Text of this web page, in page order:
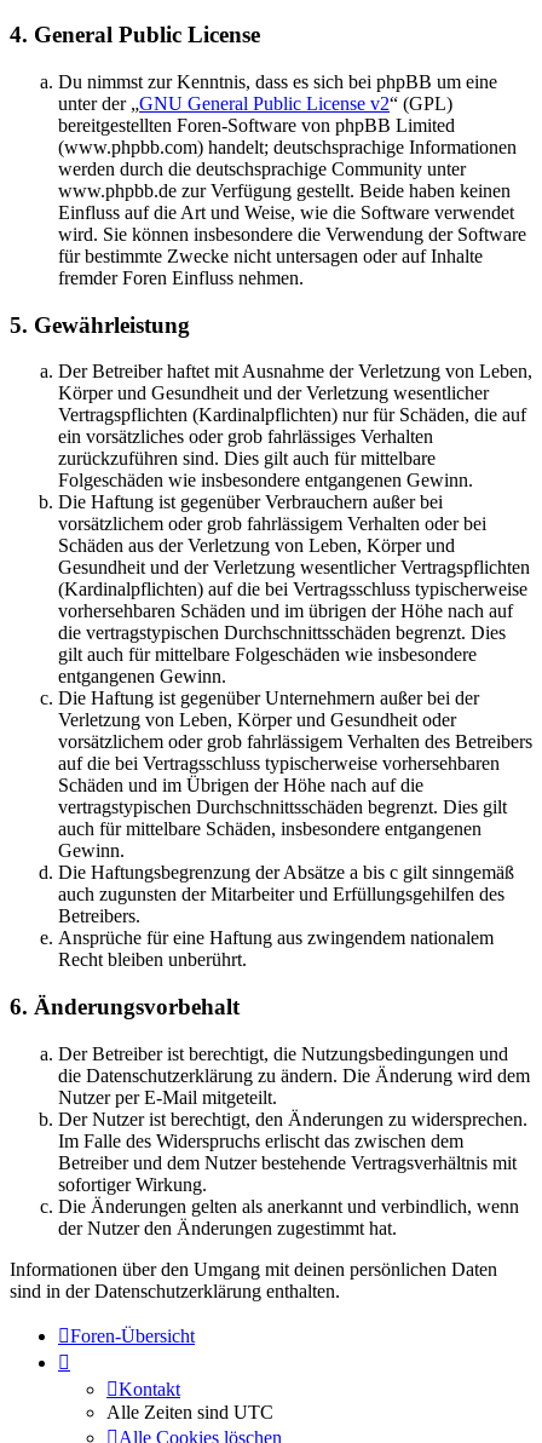
4. General Public License
Du nimmst zur Kenntnis, dass es sich bei phpBB um eine
unter der „GNU General Public License v2“ (GPL)
bereitgestellten Foren-Software von phpBB Limited
(www.phpbb.com) handelt; deutschsprachige Informationen
werden durch die deutschsprachige Community unter
www.phpbb.de zur Verfügung gestellt. Beide haben keinen
Einfluss auf die Art und Weise, wie die Software verwendet
wird. Sie können insbesondere die Verwendung der Software
für bestimmte Zwecke nicht untersagen oder auf Inhalte
fremder Foren Einfluss nehmen.
5. Gewährleistung
Der Betreiber haftet mit Ausnahme der Verletzung von Leben,
Körper und Gesundheit und der Verletzung wesentlicher
Vertragspflichten (Kardinalpflichten) nur für Schäden, die auf
ein vorsätzliches oder grob fahrlässiges Verhalten
zurückzuführen sind. Dies gilt auch für mittelbare
Folgeschäden wie insbesondere entgangenen Gewinn.
Die Haftung ist gegenüber Verbrauchern außer bei
vorsätzlichem oder grob fahrlässigem Verhalten oder bei
Schäden aus der Verletzung von Leben, Körper und
Gesundheit und der Verletzung wesentlicher Vertragspflichten
(Kardinalpflichten) auf die bei Vertragsschluss typischerweise
vorhersehbaren Schäden und im übrigen der Höhe nach auf
die vertragstypischen Durchschnittsschäden begrenzt. Dies
gilt auch für mittelbare Folgeschäden wie insbesondere
entgangenen Gewinn.
Die Haftung ist gegenüber Unternehmern außer bei der
Verletzung von Leben, Körper und Gesundheit oder
vorsätzlichem oder grob fahrlässigem Verhalten des Betreibers
auf die bei Vertragsschluss typischerweise vorhersehbaren
Schäden und im Übrigen der Höhe nach auf die
vertragstypischen Durchschnittsschäden begrenzt. Dies gilt
auch für mittelbare Schäden, insbesondere entgangenen
Gewinn.
Die Haftungsbegrenzung der Absätze a bis c gilt sinngemäß
auch zugunsten der Mitarbeiter und Erfüllungsgehilfen des
Betreibers.
Ansprüche für eine Haftung aus zwingendem nationalem
Recht bleiben unberührt.
6. Änderungsvorbehalt
Der Betreiber ist berechtigt, die Nutzungsbedingungen und
die Datenschutzerklärung zu ändern. Die Änderung wird dem
Nutzer per E-Mail mitgeteilt.
Der Nutzer ist berechtigt, den Änderungen zu widersprechen.
Im Falle des Widerspruchs erlischt das zwischen dem
Betreiber und dem Nutzer bestehende Vertragsverhältnis mit
sofortiger Wirkung.
Die Änderungen gelten als anerkannt und verbindlich, wenn
der Nutzer den Änderungen zugestimmt hat.
Informationen über den Umgang mit deinen persönlichen Daten
sind in der Datenschutzerklärung enthalten.
Foren-Übersicht
Kontakt
Alle Zeiten sind UTC
Alle Cookies löschen